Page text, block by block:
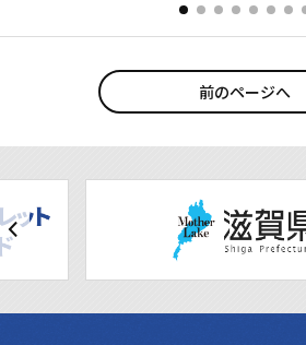
前のページへ